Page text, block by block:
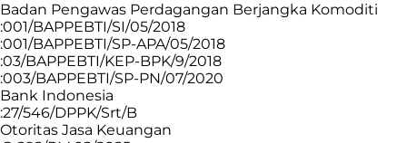
Badan Pengawas Perdagangan Berjangka Komoditi
:001/BAPPEBTI/SI/05/2018
:001/BAPPEBTI/SP-APA/05/2018
:03/BAPPEBTI/KEP-BPK/9/2018
:003/BAPPEBTI/SP-PN/07/2020
Bank Indonesia
:27/546/DPPK/Srt/B
Otoritas Jasa Keuangan